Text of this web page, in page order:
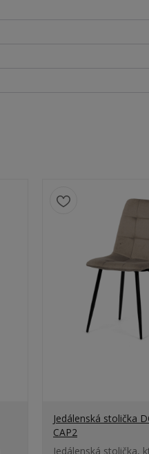
Jedálenská stolička
CAP2
Jedálenská stolička,